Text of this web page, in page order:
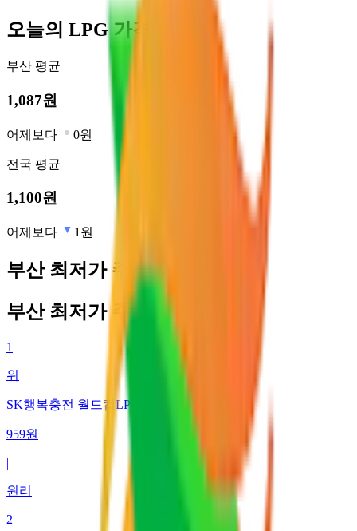
오늘의 LPG가격
부산 평균
1,087원
어제보다 0원
전국 평균
1,100원
어제보다 1원
부산 최저가 주유소
부산 최저가 주유소
1
위
SK행복충전 월드컵LPG충전소
959원
|
원리
2